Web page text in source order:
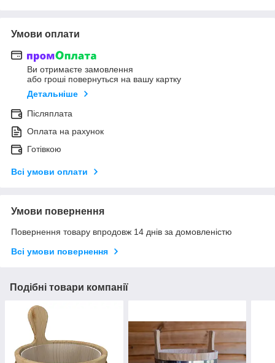
Умови оплати
Ви отримаєте замовлення
або гроші повернуться на вашу картку
Детальніше
Післяплата
Оплата на рахунок
Готівкою
Всі умови оплати
Умови повернення
Повернення товару впродовж 14 днів за домовленістю
Всі умови повернення
Подібні товари компанії